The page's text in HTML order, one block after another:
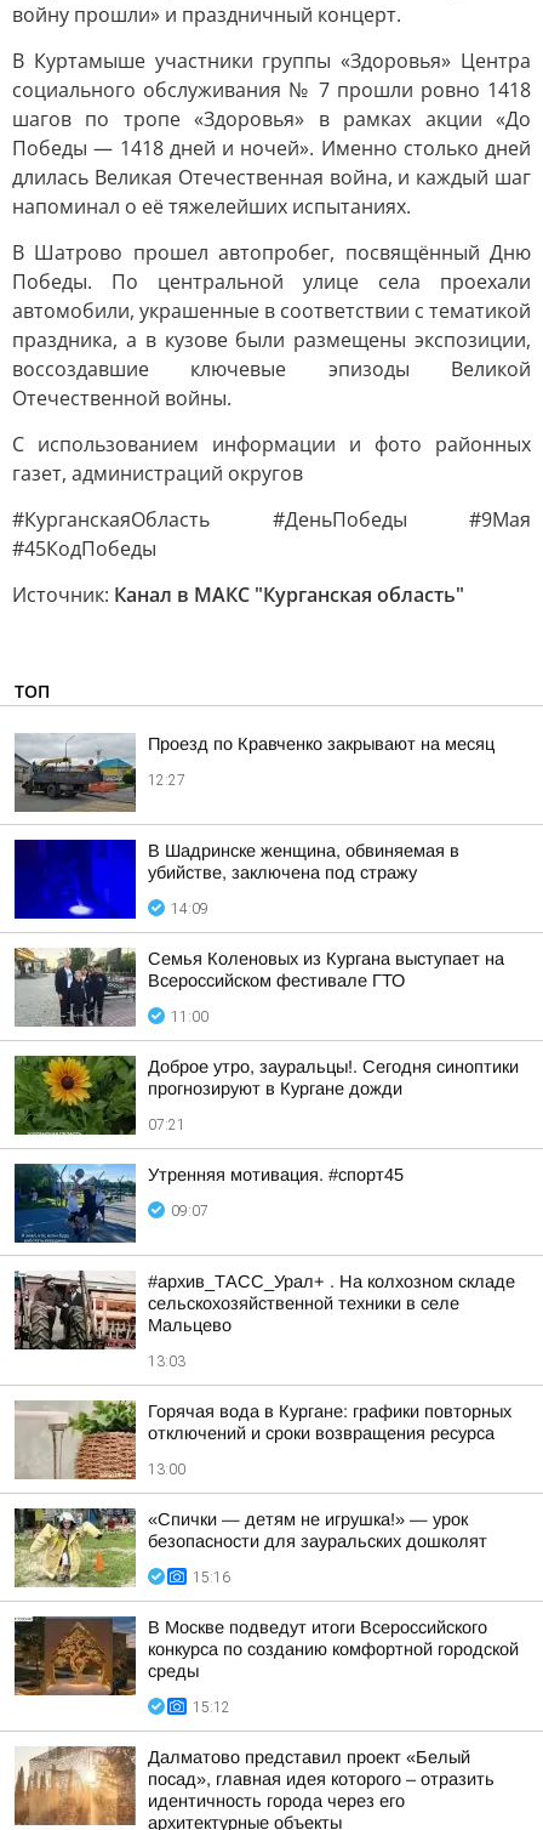
войну прошли» и праздничный концерт.
В Куртамыше участники группы «Здоровья» Центра
социального обслуживания № 7 прошли ровно 1418
шагов по тропе «Здоровья» в рамках акции «До
Победы — 1418 дней и ночей». Именно столько дней
длилась Великая Отечественная война, и каждый шаг
напоминал о её тяжелейших испытаниях.
В Шатрово прошел автопробег, посвящённый Дню
Победы. По центральной улице села проехали
автомобили, украшенные в соответствии с тематикой
праздника, а в кузове были размещены экспозиции,
воссоздавшие ключевые эпизоды Великой
Отечественной войны.
С использованием информации и фото районных
газет, администраций округов
#КурганскаяОбласть #ДеньПобеды #9Мая
#45КодПобеды
Источник: Канал в МАКС "Курганская область"
ТОП
Проезд по Кравченко закрывают на месяц
12:27
В Шадринске женщина, обвиняемая в
убийстве, заключена под стражу
14:09
Семья Коленовых из Кургана выступает на
Всероссийском фестивале ГТО
11:00
Доброе утро, зауральцы!. Сегодня синоптики
прогнозируют в Кургане дожди
07:21
Утренняя мотивация. #спорт45
09:07
#архив_ТАСС_Урал+ . На колхозном складе
сельскохозяйственной техники в селе
Мальцево
13:03
Горячая вода в Кургане: графики повторных
отключений и сроки возвращения ресурса
13:00
«Спички — детям не игрушка!» — урок
безопасности для зауральских дошколят
15:16
В Москве подведут итоги Всероссийского
конкурса по созданию комфортной городской
среды
15:12
Далматово представил проект «Белый
посад», главная идея которого – отразить
идентичность города через его
архитектурные объекты